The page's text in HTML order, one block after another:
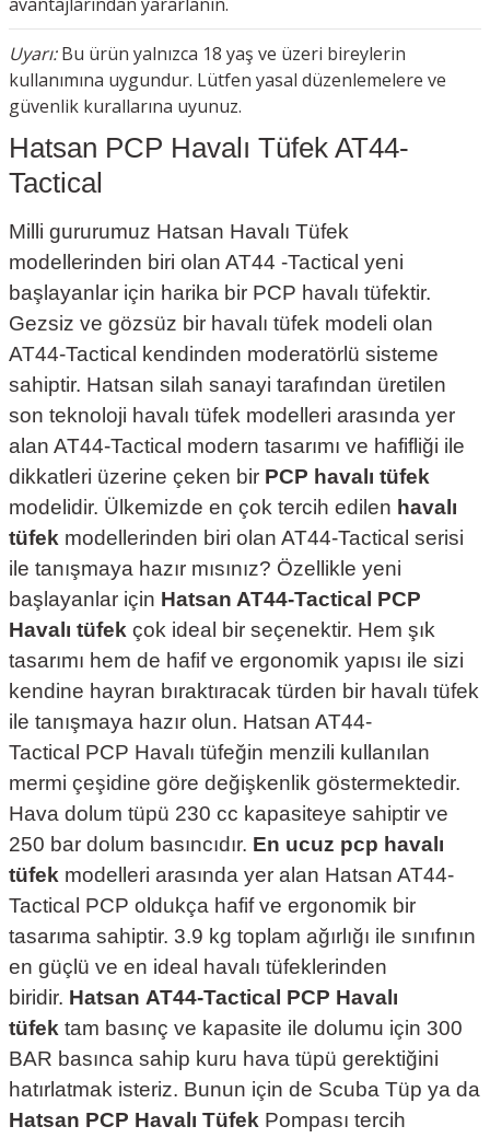
Uyarı:Bu ürün yalnızca 18 yaş ve üzeri bireylerin
kullanımına uygundur. Lütfen yasal düzenlemelere ve
güvenlik kurallarına uyunuz.
Hatsan PCP Havalı Tüfek AT44-
Tactical
Milli gururumuz Hatsan Havalı Tüfek
modellerinden biri olan AT44 -Tactical yeni
başlayanlar için harika bir PCP havalı tüfektir.
Gezsiz ve gözsüz bir havalı tüfek modeli olan
AT44-Tactical kendinden moderatörlü sisteme
sahiptir. Hatsan silah sanayi tarafından üretilen
son teknoloji havalı tüfek modelleri arasında yer
alan AT44-Tactical modern tasarımı ve hafifliği ile
dikkatleri üzerine çeken bir PCP havalı tüfek
modelidir. Ülkemizde en çok tercih edilen havalı
tüfek modellerinden biri olan AT44-Tactical serisi
ile tanışmaya hazır mısınız? Özellikle yeni
başlayanlar için Hatsan AT44-Tactical PCP
Havalı tüfek çok ideal bir seçenektir. Hem şık
tasarımı hem de hafif ve ergonomik yapısı ile sizi
kendine hayran bıraktıracak türden bir havalı tüfek
ile tanışmaya hazır olun. Hatsan AT44-
Tactical PCP Havalı tüfeğin menzili kullanılan
mermi çeşidine göre değişkenlik göstermektedir.
Hava dolum tüpü 230 cc kapasiteye sahiptir ve
250 bar dolum basıncıdır. En ucuz pcp havalı
tüfek modelleri arasında yer alan Hatsan AT44-
Tactical PCP oldukça hafif ve ergonomik bir
tasarıma sahiptir. 3.9 kg toplam ağırlığı ile sınıfının
en güçlü ve en ideal havalı tüfeklerinden
biridir. Hatsan AT44-Tactical PCP Havalı
tüfek tam basınç ve kapasite ile dolumu için 300
BAR basınca sahip kuru hava tüpü gerektiğini
hatırlatmak isteriz. Bunun için de Scuba Tüp ya da
Hatsan PCP Havalı Tüfek Pompası tercih